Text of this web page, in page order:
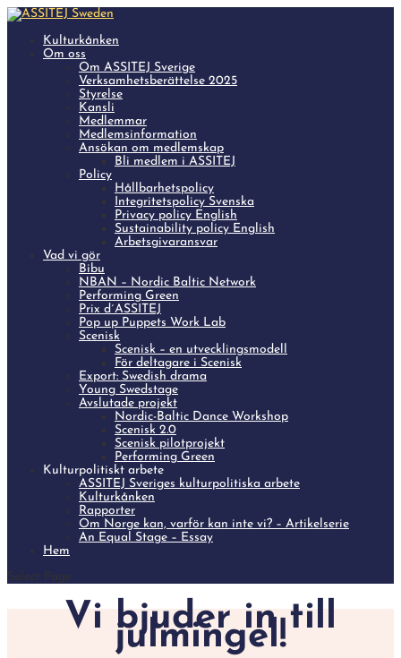
Kulturkånken
Om oss
Om ASSITEJ Sverige
Verksamhetsberättelse 2025
Styrelse
Kansli
Medlemmar
Medlemsinformation
Ansökan om medlemskap
Bli medlem i ASSITEJ
Policy
Hållbarhetspolicy
Integritetspolicy Svenska
Privacy policy English
Sustainability policy English
Arbetsgivaransvar
Vad vi gör
Bibu
NBAN – Nordic Baltic Network
Performing Green
Prix d´ASSITEJ
Pop up Puppets Work Lab
Scenisk
Scenisk – en utvecklingsmodell
För deltagare i Scenisk
Export: Swedish drama
Young Swedstage
Avslutade projekt
Nordic-Baltic Dance Workshop
Scenisk 2.0
Scenisk pilotprojekt
Performing Green
Kulturpolitiskt arbete
ASSITEJ Sveriges kulturpolitiska arbete
Kulturkånken
Rapporter
Om Norge kan, varför kan inte vi? – Artikelserie
An Equal Stage – Essay
Hem
Select Page
Vi bjuder in till
julmingel!